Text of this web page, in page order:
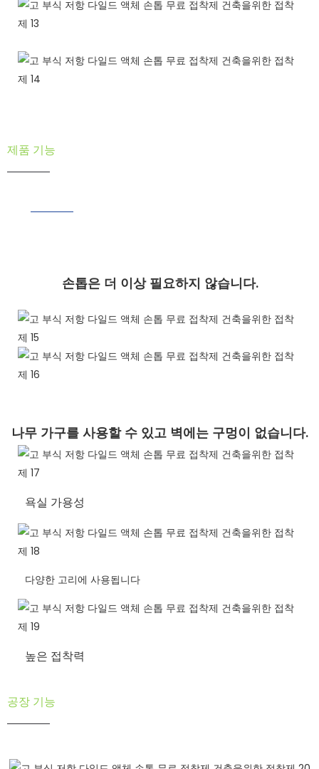
제품 기능
손톱은 더 이상 필요하지 않습니다.
나무 가구를 사용할 수 있고 벽에는 구멍이 없습니다.
욕실 가용성
다양한 고리에 사용됩니다
높은 접착력
공장 기능